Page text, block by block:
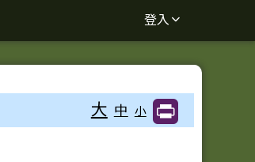
登入
大 中 小